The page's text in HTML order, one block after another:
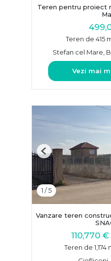
Teren pentru proiect
Teren de 415
Stefan cel Mare,
Vezi mai
1 /5
Previous
Vanzare teren
110,770 €
Teren de